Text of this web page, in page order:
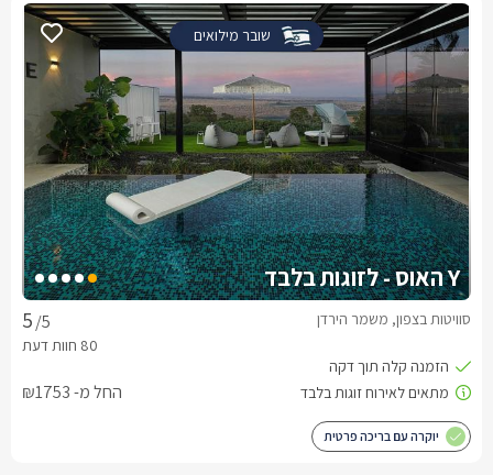
שובר מילואים
Y האוס - לזוגות בלבד
/5 סוויטות בצפון, משמר הירדן
החל מ- ₪1753
יוקרה עם בריכה פרטית